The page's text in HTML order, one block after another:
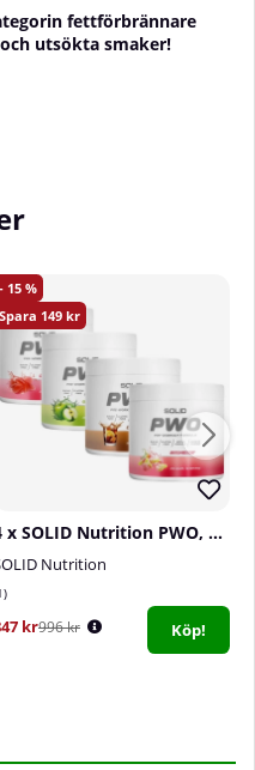
fettförbrännare
utsökta smaker!
15
149
4 x SOLID Nutrition PWO, 230 g
Nutrition
kr996 kr Köp!